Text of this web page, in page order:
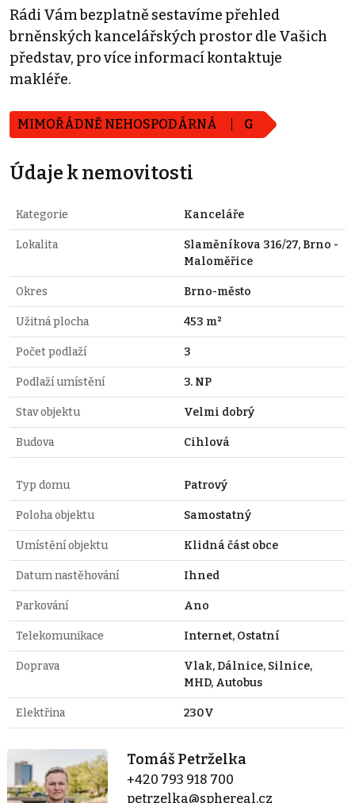
Rádi Vám bezplatně sestavíme přehled
brněnských kancelářských prostor dle Vašich
představ, pro více informací kontaktuje
makléře.
MIMOŘÁDNĚ NEHOSPODÁRNÁ G
Údaje k nemovitosti
Kategorie Kanceláře
Lokalita
Slaměníkova 316/27, Brno -
Maloměřice
Okres Brno-město
Užitná plocha 453 m²
Počet podlaží 3
Podlaží umístění 3. NP
Stav objektu Velmi dobrý
Budova Cihlová
Typ domu Patrový
Poloha objektu Samostatný
Umístění objektu Klidná část obce
Datum nastěhování Ihned
Parkování Ano
Telekomunikace Internet, Ostatní
Doprava
Vlak, Dálnice, Silnice,
MHD, Autobus
Elektřina 230V
Tomáš Petrželka
+420 793 918 700
petrzelka@sphereal.cz